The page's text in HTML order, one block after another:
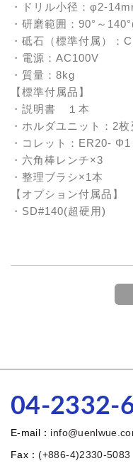
・ドリル小径：φ2-
・研磨範囲：90°～
・砥石（標準付属）：
・電源：AC100V
・質量：8kg
【標準付属品】
・説明書 １本
・ホルダユニット：2
・コレット：ER20-
・六角棒レンチ×3
・整理ブラシ×1本
【オプション付属品】
・SD#140(超硬用)
04-2332-
E-mail：
Fax：(+886-4)2330-5083